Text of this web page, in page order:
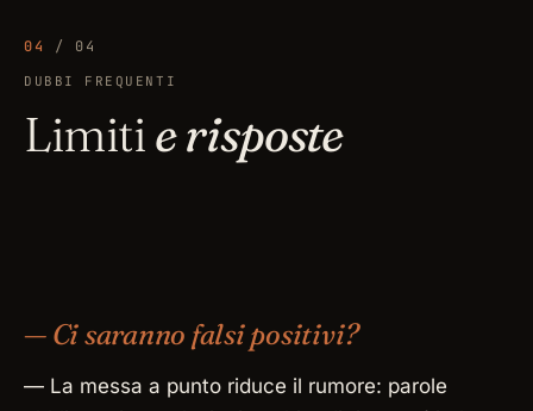
04 / 04
DUBBI FREQUENTI
Limitie risposte
— Ci saranno falsi positivi?
— La messa a punto riduce il rumore: parole